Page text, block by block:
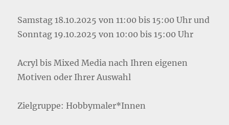
Samstag 18.10.2025 von 11:00 bis 15:00 Uhr und
Sonntag 19.10.2025 von 10:00 bis 15:00 Uhr
Acryl bis Mixed Media nach Ihren eigenen
Motiven oder Ihrer Auswahl
Zielgruppe: Hobbymaler*Innen